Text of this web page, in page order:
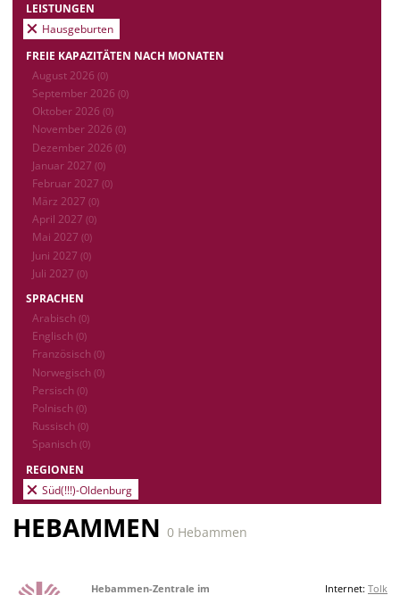
LEISTUNGEN
Hausgeburten
FREIE KAPAZITÄTEN NACH MONATEN
August 2026 (0)
September 2026 (0)
Oktober 2026 (0)
November 2026 (0)
Dezember 2026 (0)
Januar 2027 (0)
Februar 2027 (0)
März 2027 (0)
April 2027 (0)
Mai 2027 (0)
Juni 2027 (0)
Juli 2027 (0)
SPRACHEN
Arabisch (0)
Englisch (0)
Französisch (0)
Norwegisch (0)
Persisch (0)
Polnisch (0)
Russisch (0)
Spanisch (0)
REGIONEN
Süd(!!!)-Oldenburg
HEBAMMEN 0 Hebammen
Internet: Tolk
Hebammen-Zentrale im